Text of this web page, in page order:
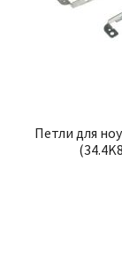
Петли для